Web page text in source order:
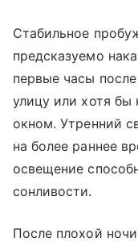
Стабильное
предсказуемо
первые часы
улицу или хотя бы
окном. Утренний
на более раннее
освещение
сонливости.
После плохой